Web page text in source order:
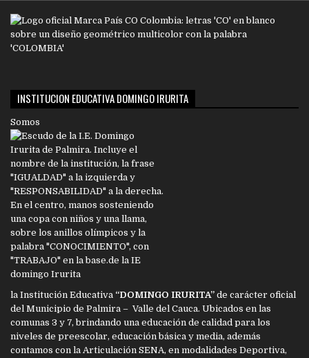
INSTITUCION EDUCATIVA DOMINGO IRURITA
Somos
la Institución Educativa “DOMINGO IRURITA” de carácter oficial
del Municipio de Palmira – Valle del Cauca. Ubicados en las
comunas 3 y 7, brindando una educación de calidad para los
niveles de preescolar, educación básica y media, además
contamos con la Articulación SENA, en modalidades Deportiva,